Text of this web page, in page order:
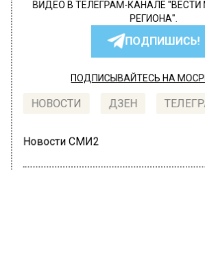
ВИДЕО В ТЕЛЕГРАМ-КАНАЛЕ
РЕГИОНА".
ПОДПИШИСЬ!
ПОДПИСЫВАЙТЕСЬ НА
НОВОСТИ ДЗЕН
Новости СМИ2